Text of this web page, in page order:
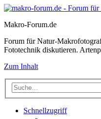
Makro-Forum.de
Forum für Natur-
Fototechnik diskutieren.
Zum Inhalt
Schnellzugriff